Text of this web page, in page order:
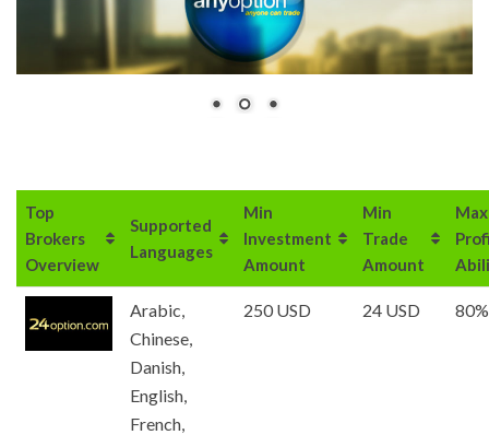
Top
Brokers
Overview
Supported
Languages
Min
Investment
Amount
Min
Trade
Amount
Max
Arabic,
Chinese,
Danish,
English,
French,
250 USD 24 USD 80%